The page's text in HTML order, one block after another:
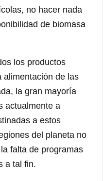
no hacer nada
de biomasa
los productos
alimentación de las
la gran mayoría
actualmente a
a estos
del planeta no
falta de programas
a tal fin.